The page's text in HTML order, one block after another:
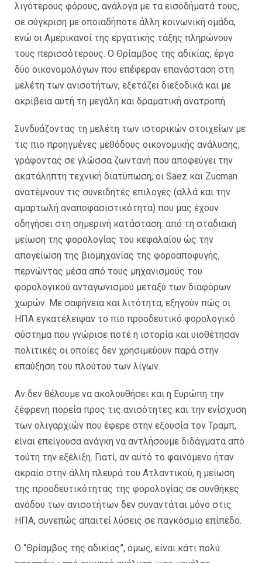
λιγότερους φόρους, ανάλογα με τα εισοδήματά τους,
σε σύγκριση με οποιαδήποτε άλλη κοινωνική ομάδα,
ενώ οι Αμερικανοί της εργατικής τάξης πληρώνουν
τους περισσότερους. Ο Θρίαμβος της αδικίας, έργο
δύο οικονομολόγων που επέφεραν επανάσταση στη
μελέτη των ανισοτήτων, εξετάζει διεξοδικά και με
ακρίβεια αυτή τη μεγάλη και δραματική ανατροπή.
Συνδυάζοντας τη μελέτη των ιστορικών στοιχείων με
τις πιο προηγμένες μεθόδους οικονομικής ανάλυσης,
γράφοντας σε γλώσσα ζωντανή που αποφεύγει την
ακατάληπτη τεχνική διατύπωση, οι Saez και Zucman
ανατέμνουν τις συνειδητές επιλογές (αλλά και την
αμαρτωλή αναποφασιστικότητα) που μας έχουν
οδηγήσει στη σημερινή κατάσταση: από τη σταδιακή
μείωση της φορολογίας του κεφαλαίου ώς την
απογείωση της βιομηχανίας της φοροαποφυγής,
περνώντας μέσα από τους μηχανισμούς του
φορολογικού ανταγωνισμού μεταξύ των διαφόρων
χωρών. Με σαφήνεια και λιτότητα, εξηγούν πώς οι
ΗΠΑ εγκατέλειψαν το πιο προοδευτικό φορολογικό
σύστημα που γνώρισε ποτέ η ιστορία και υιοθέτησαν
πολιτικές οι οποίες δεν χρησιμεύουν παρά στην
επαύξηση του πλούτου των λίγων.
Αν δεν θέλουμε να ακολουθήσει και η Ευρώπη την
ξέφρενη πορεία προς τις ανισότητες και την ενίσχυση
των ολιγαρχιών που έφερε στην εξουσία τον Τραμπ,
είναι επείγουσα ανάγκη να αντλήσουμε διδάγματα από
τούτη την εξέλιξη. Γιατί, αν αυτό το φαινόμενο ήταν
ακραίο στην άλλη πλευρά του Ατλαντικού, η μείωση
της προοδευτικότητας της φορολογίας σε συνθήκες
ανόδου των ανισοτήτων δεν συναντάται μόνο στις
ΗΠΑ, συνεπώς απαιτεί λύσεις σε παγκόσμιο επίπεδο.
Ο “Θρίαμβος της αδικίας”, όμως, είναι κάτι πολύ